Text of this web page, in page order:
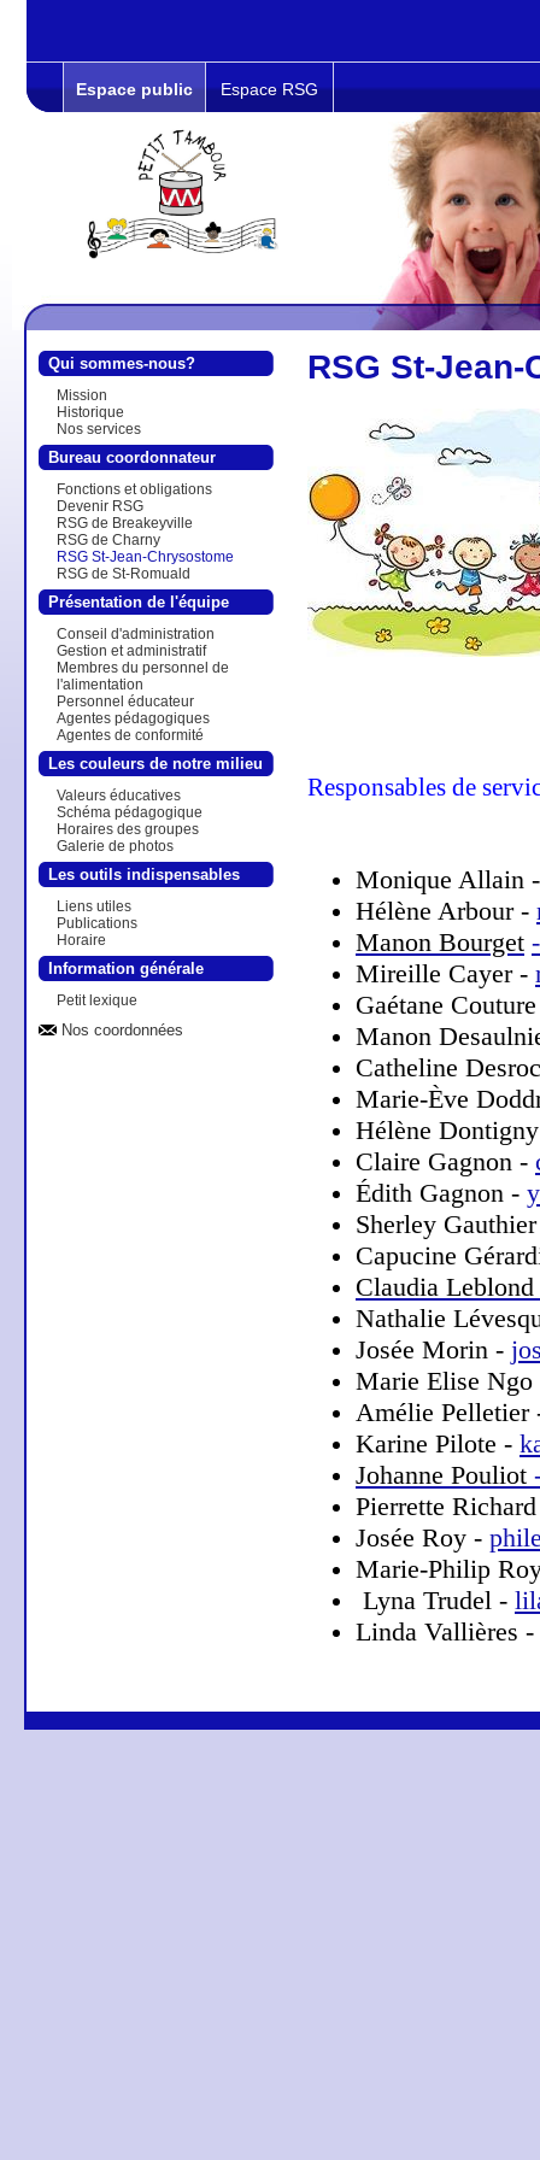
Espace public Espace RSG
Qui sommes-nous?
Mission
Historique
Nos services
Bureau coordonnateur
Fonctions et obligations
Devenir RSG
RSG de Breakeyville
RSG de Charny
RSG St-Jean-Chrysostome
RSG de St-Romuald
Présentation de l'équipe
Conseil d'administration
Gestion et administratif
Membres du personnel de
l'alimentation
Personnel éducateur
Agentes pédagogiques
Agentes de conformité
Les couleurs de notre milieu
Valeurs éducatives
Schéma pédagogique
Horaires des groupes
Galerie de photos
Les outils indispensables
Liens utiles
Publications
Horaire
Information générale
Petit lexique
Nos coordonnées
RSG St-
Responsables de
Monique Allain
Hélène Arbour -
Manon Bourget
Mireille Cayer -
Gaétane
Manon
Catheline
Marie-Ève
Hélène
Claire Gagnon -
Édith Gagnon -
Sherley
Capucine
Claudia Leblond
Nathalie
Josée Morin -
Marie Elise
Amélie
Karine Pilote -
Johanne Pouliot
Pierrette
Josée Roy -
Marie-Philip
Lyna Trudel -
Linda Vallières -